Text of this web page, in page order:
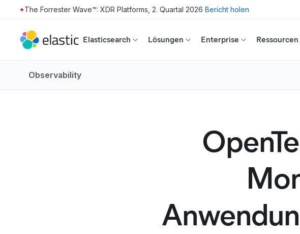
Skip to main content
The Forrester Wave™: XDR Platforms, 2. Quartal 2026 Bericht holen
Elasticsearch Lösungen Enterprise Ressourcen
Observability